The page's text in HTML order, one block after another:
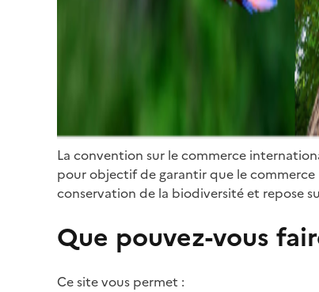
La convention sur le commerce
pour objectif de garantir que le commerce
conservation de la biodiversité et repose
Que pouvez-vous
Ce site vous permet :